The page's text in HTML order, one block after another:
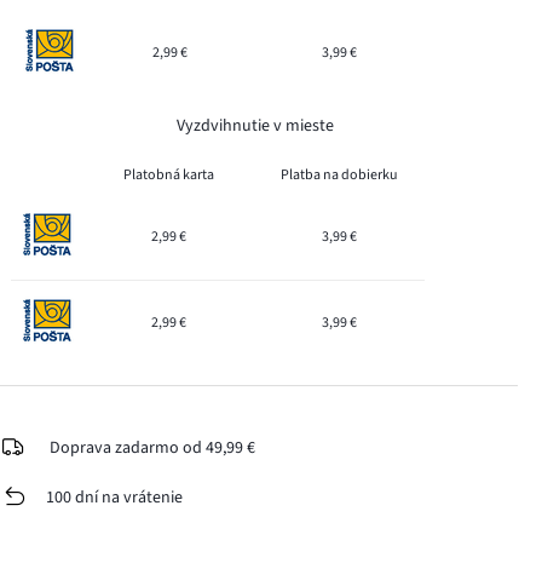
2,99 € 3,99 €
Vyzdvihnutie v mieste
Platobná karta Platba na dobierku
2,99 € 3,99 €
2,99 € 3,99 €
Doprava zadarmo od 49,99 €
100 dní na vrátenie